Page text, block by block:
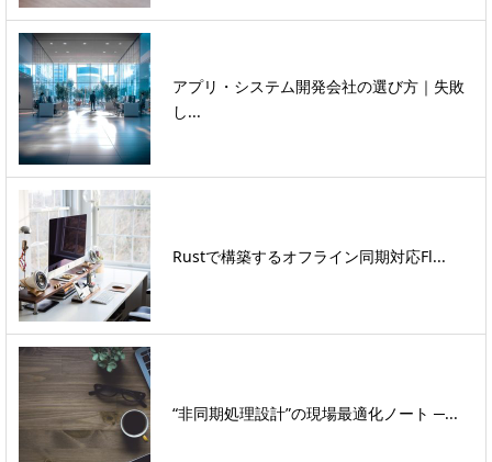
アプリ・システム開発会社の選び方｜失敗
し...
Rustで構築するオフライン同期対応Fl...
“非同期処理設計”の現場最適化ノート ─...